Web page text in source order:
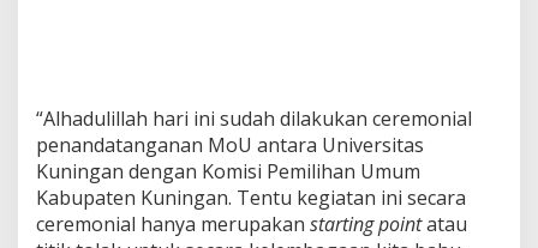
“Alhadulillah hari ini sudah dilakukan ceremonial
penandatanganan MoU antara Universitas
Kuningan dengan Komisi Pemilihan Umum
Kabupaten Kuningan. Tentu kegiatan ini secara
ceremonial hanya merupakan starting pointatau